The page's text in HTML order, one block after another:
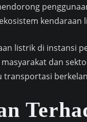
kendaraan
listrik di instansi
dan
transportasi